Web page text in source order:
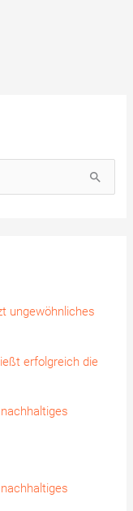
ungewöhnliches
erfolgreich die